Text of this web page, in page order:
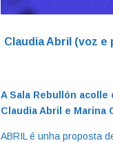
Claudia Abril (voz
A Sala Rebullón
Claudia Abril e
ABRIL é unha proposta